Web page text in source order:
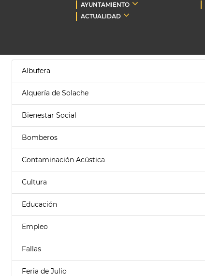
AYUNTAMIENTO
ACTUALIDAD
Albufera
Alquería de Solache
Bienestar Social
Bomberos
Contaminación Acústica
Cultura
Educación
Empleo
Fallas
Feria de Julio